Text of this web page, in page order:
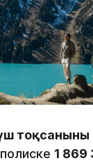
1 869